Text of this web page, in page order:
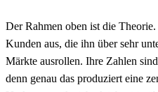
Der Rahmen oben ist die
Kunden aus, die ihn über sehr
Märkte ausrollen. Ihre Zahlen
denn genau das produziert eine